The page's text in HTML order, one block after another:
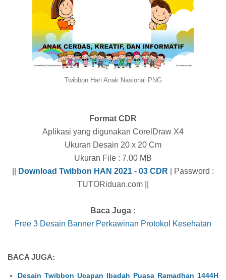
Twibbon Hari Anak Nasional PNG
Format CDR
Aplikasi yang digunakan CorelDraw X4
Ukuran Desain 20 x 20 Cm
Ukuran File : 7.00 MB
Download Twibbon HAN 2021 - 03 CDR | Password :
TUTORiduan.com ||
Baca Juga :
Free 3 Desain Banner Perkawinan Protokol Kesehatan
BACA JUGA:
Desain Twibbon Ucapan Ibadah Puasa Ramadhan 1444H